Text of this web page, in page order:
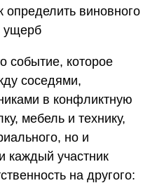
событие, которое
соседями,
в конфликтную
мебель и технику,
но и
каждый участник
на другого: